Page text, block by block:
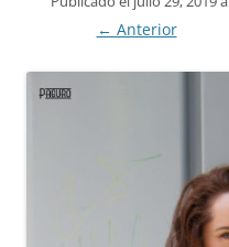
← Anterior